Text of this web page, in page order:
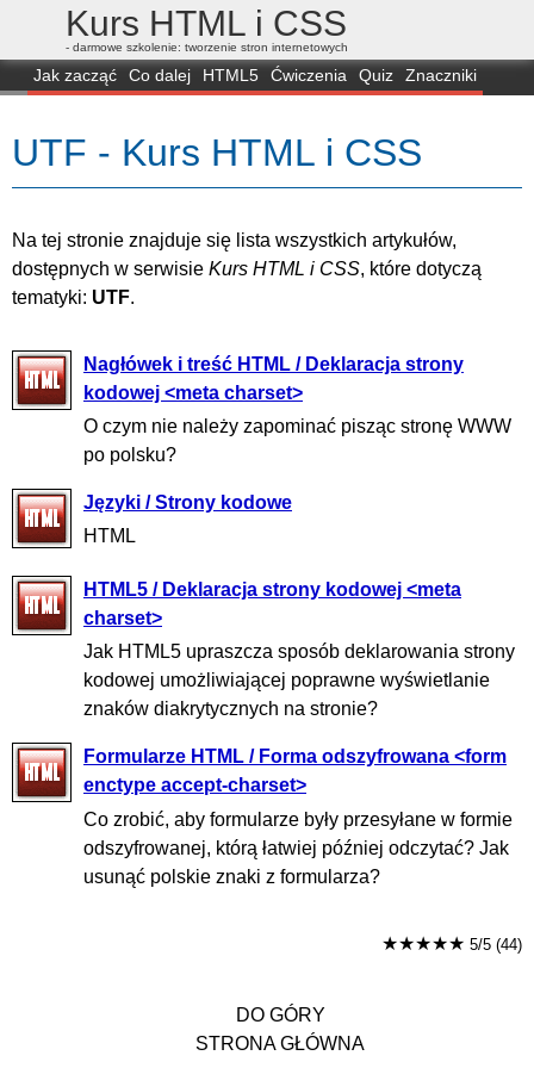
Kurs HTML i CSS
- darmowe szkolenie: tworzenie stron internetowych
Jak zacząć Co dalej HTML5 Ćwiczenia Quiz
Znaczniki
Przeglądarki Mapa FORUM
UTF - Kurs HTML i CSS
Na tej stronie znajduje się lista wszystkich artykułów,
dostępnych w serwisie Kurs HTML i CSS, które dotyczą
tematyki: UTF.
Nagłówek i treść HTML / Deklaracja strony
kodowej <meta charset>
O czym nie należy zapominać pisząc stronę WWW
po polsku?
Języki / Strony kodowe
HTML
HTML5 / Deklaracja strony kodowej <meta
charset>
Jak HTML5 upraszcza sposób deklarowania strony
kodowej umożliwiającej poprawne wyświetlanie
znaków diakrytycznych na stronie?
Formularze HTML / Forma odszyfrowana <form
enctype accept-charset>
Co zrobić, aby formularze były przesyłane w formie
odszyfrowanej, którą łatwiej później odczytać? Jak
usunąć polskie znaki z formularza?
★★★★★ 5/5 (44)
DO GÓRY
STRONA GŁÓWNA